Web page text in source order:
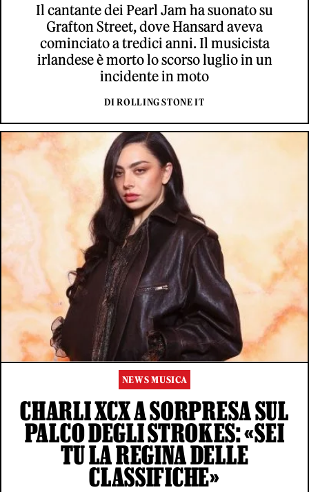
Il cantante dei Pearl Jam ha suonato su
Grafton Street, dove Hansard aveva
cominciato a tredici anni. Il musicista
irlandese è morto lo scorso luglio in un
incidente in moto
DI ROLLING STONE IT
NEWS MUSICA
CHARLI XCX A SORPRESA SUL
PALCO DEGLI STROKES: «SEI
TU LA REGINA DELLE
CLASSIFICHE»